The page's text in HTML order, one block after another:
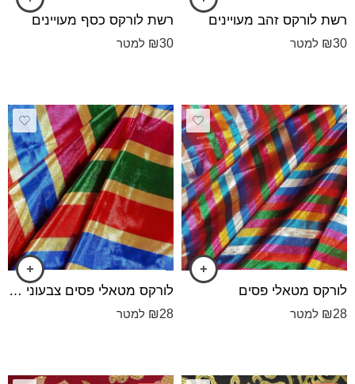
רשת לורקס זהב מעויינים
₪30 למטר
רשת לורקס כסף מעויינים
₪30 למטר
לורקס מטאלי פסים
₪28 למטר
לורקס מטאלי פסים צבעוני עם זהב
₪28 למטר